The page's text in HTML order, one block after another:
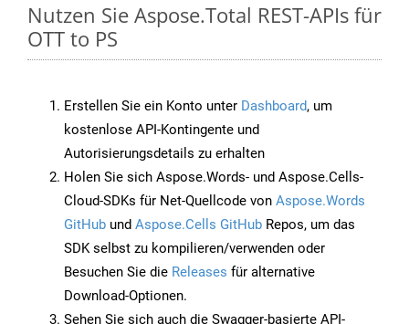
Nutzen Sie Aspose.Total REST-APIs für
OTT to PS
Erstellen Sie ein Konto unter Dashboard, um
kostenlose API-Kontingente und
Autorisierungsdetails zu erhalten
Holen Sie sich Aspose.Words- und Aspose.Cells-
Cloud-SDKs für Net-Quellcode von Aspose.Words
GitHub und Aspose.Cells GitHub Repos, um das
SDK selbst zu kompilieren/verwenden oder
Besuchen Sie die Releases für alternative
Download-Optionen.
Sehen Sie sich auch die Swagger-basierte API-